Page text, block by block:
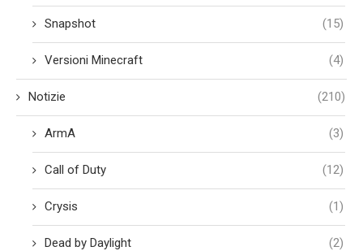
Snapshot (15)
Versioni Minecraft (4)
Notizie (210)
ArmA (3)
Call of Duty (12)
Crysis (1)
Dead by Daylight (2)